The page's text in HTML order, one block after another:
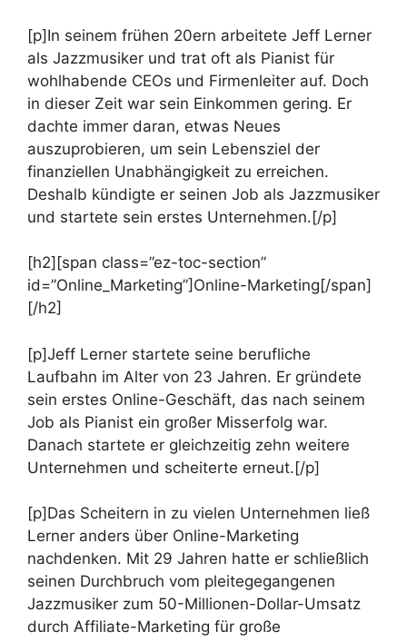
[p]In seinem frühen 20ern arbeitete Jeff Lerner
als Jazzmusiker und trat oft als Pianist für
wohlhabende CEOs und Firmenleiter auf. Doch
in dieser Zeit war sein Einkommen gering. Er
dachte immer daran, etwas Neues
auszuprobieren, um sein Lebensziel der
finanziellen Unabhängigkeit zu erreichen.
Deshalb kündigte er seinen Job als Jazzmusiker
und startete sein erstes Unternehmen.[/p]
[h2][span class=”ez-toc-section”
id=”Online_Marketing”]Online-Marketing[/span]
[/h2]
[p]Jeff Lerner startete seine berufliche
Laufbahn im Alter von 23 Jahren. Er gründete
sein erstes Online-Geschäft, das nach seinem
Job als Pianist ein großer Misserfolg war.
Danach startete er gleichzeitig zehn weitere
Unternehmen und scheiterte erneut.[/p]
[p]Das Scheitern in zu vielen Unternehmen ließ
Lerner anders über Online-Marketing
nachdenken. Mit 29 Jahren hatte er schließlich
seinen Durchbruch vom pleitegegangenen
Jazzmusiker zum 50-Millionen-Dollar-Umsatz
durch Affiliate-Marketing für große